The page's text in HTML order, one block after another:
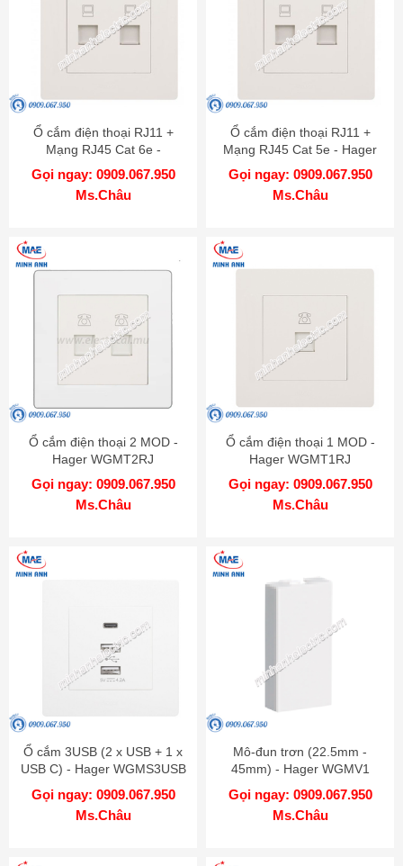
Ổ cắm điện thoại RJ11 +
Mạng RJ45 Cat 6e -
WGMT2RJRJ6
Gọi ngay: 0909.067.950
Ms.Châu
Ổ cắm điện thoại RJ11 +
Mạng RJ45 Cat 5e - Hager
WGMT2RJRJ5
Gọi ngay: 0909.067.950
Ms.Châu
Ổ cắm điện thoại 2 MOD -
Hager WGMT2RJ
Gọi ngay: 0909.067.950
Ms.Châu
Ổ cắm điện thoại 1 MOD -
Hager WGMT1RJ
Gọi ngay: 0909.067.950
Ms.Châu
Ổ cắm 3USB (2 x USB + 1 x
USB C) - Hager WGMS3USB
Gọi ngay: 0909.067.950
Ms.Châu
Mô-đun trơn (22.5mm -
45mm) - Hager WGMV1
Gọi ngay: 0909.067.950
Ms.Châu